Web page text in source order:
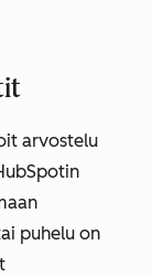
arvostelu
puhelu on